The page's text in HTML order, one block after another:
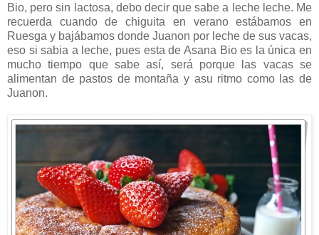
Bio, pero sin lactosa, debo decir que sabe a leche leche. Me
recuerda cuando de chiguita en verano estábamos en
Ruesga y bajábamos donde Juanon por leche de sus vacas,
eso si sabia a leche, pues esta de Asana Bio es la única en
mucho tiempo que sabe así, será porque las vacas se
alimentan de pastos de montaña y asu ritmo como las de
Juanon.